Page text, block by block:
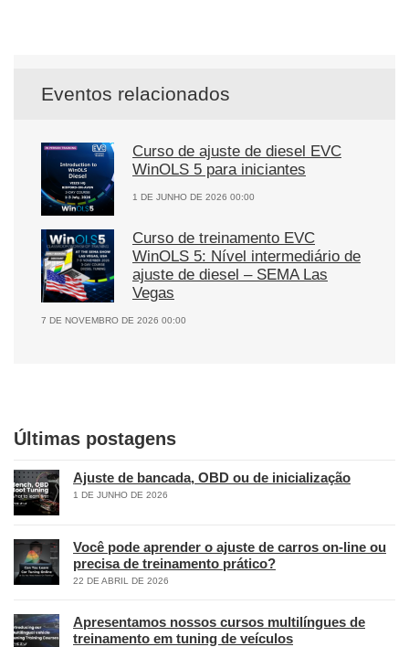
Eventos relacionados
Curso de ajuste de diesel EVC
WinOLS 5 para iniciantes
1 DE JUNHO DE 2026 00:00
Curso de treinamento EVC
WinOLS 5: Nível intermediário de
ajuste de diesel – SEMA Las
Vegas
7 DE NOVEMBRO DE 2026 00:00
Últimas postagens
Ajuste de bancada, OBD ou de inicialização
1 DE JUNHO DE 2026
Você pode aprender o ajuste de carros on-line ou
precisa de treinamento prático?
22 DE ABRIL DE 2026
Apresentamos nossos cursos multilíngues de
treinamento em tuning de veículos